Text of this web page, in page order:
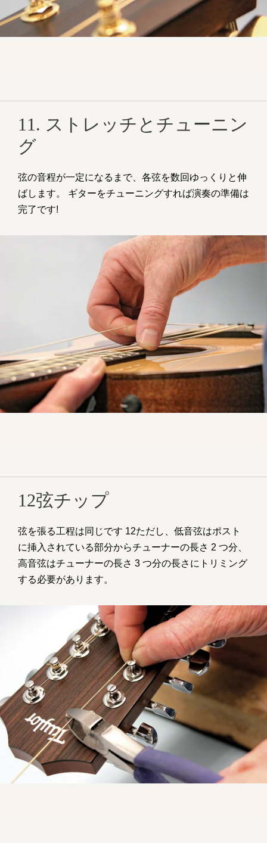
11. ストレッチとチューニン
グ
弦の音程が一定になるまで、各弦を数回ゆっくりと伸
ばします。 ギターをチューニングすれば演奏の準備は
完了です!
12弦チップ
弦を張る工程は同じです 12ただし、低音弦はポスト
に挿入されている部分からチューナーの長さ 2 つ分、
高音弦はチューナーの長さ 3 つ分の長さにトリミング
する必要があります。